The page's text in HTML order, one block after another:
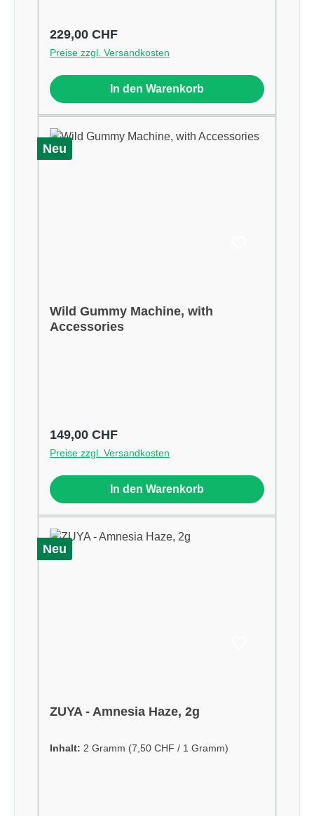
Regulärer Preis:
229,00 CHF
Preise zzgl. Versandkosten
In den Warenkorb
Neu
Wild Gummy Machine, with
Accessories
Regulärer Preis:
149,00 CHF
Preise zzgl. Versandkosten
In den Warenkorb
Neu
ZUYA - Amnesia Haze, 2g
Inhalt: 2 Gramm (7,50 CHF / 1 Gramm)